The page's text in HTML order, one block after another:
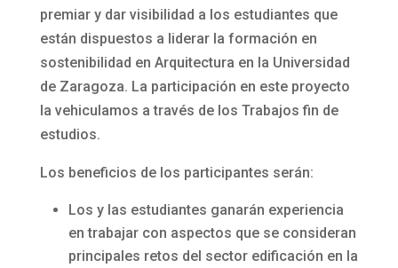
premiar y dar visibilidad a los estudiantes que
están dispuestos a liderar la formación en
sostenibilidad en Arquitectura en la Universidad
de Zaragoza. La participación en este proyecto
la vehiculamos a través de los Trabajos fin de
estudios.
Los beneficios de los participantes serán:
Los y las estudiantes ganarán experiencia
en trabajar con aspectos que se consideran
principales retos del sector edificación en la